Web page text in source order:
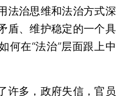
法治思维和法治方式深
盾、维护稳定的一个具
何在“法治”层面跟上中
多，政府失信，官员